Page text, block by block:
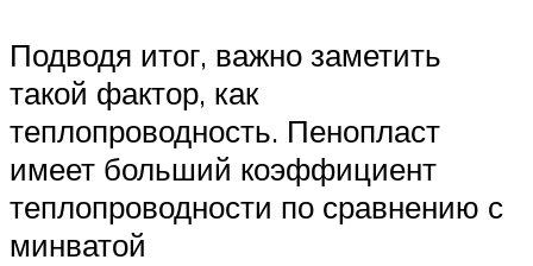
Подводя итог, важно заметить
такой фактор, как
теплопроводность. Пенопласт
имеет больший коэффициент
теплопроводности по сравнению с
минватой